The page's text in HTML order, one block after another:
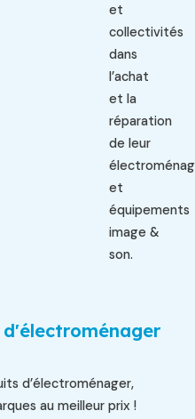
et
collectivités
dans
l’achat
et la
réparation
de leur
et
équipements
image &
son.
d’électroménager,
au meilleur prix !